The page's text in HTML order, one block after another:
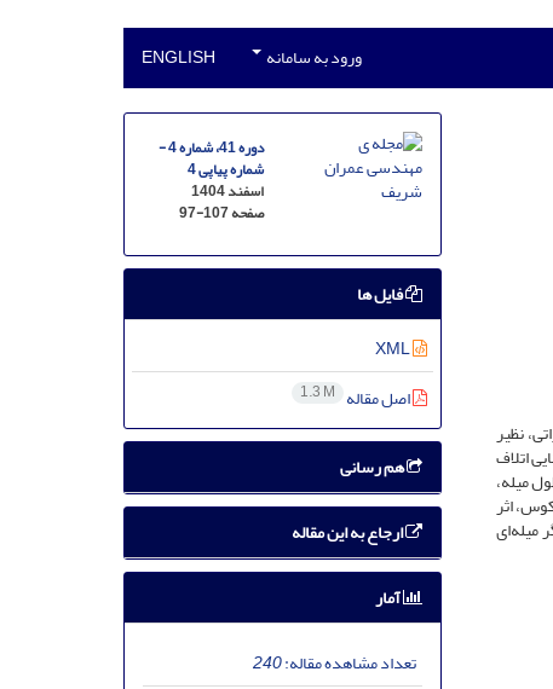
ورود به سامانه ENGLISH
نظیر
اتلاف
میله،
اثر
میله‌ای
دوره 41، شماره 4 -
شماره پیاپی 4
اسفند 1404
صفحه97-107
فایل ها
XML
اصل مقاله 1.3 M
هم رسانی
ارجاع به این مقاله
آمار
تعداد مشاهده مقاله:240